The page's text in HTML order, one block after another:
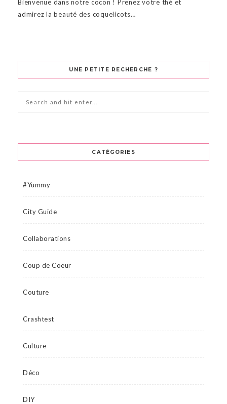
Bienvenue dans notre cocon ! Prenez votre thé et
admirez la beauté des coquelicots…
UNE PETITE RECHERCHE ?
CATÉGORIES
#Yummy
City Guide
Collaborations
Coup de Coeur
Couture
Crashtest
Culture
Déco
DIY